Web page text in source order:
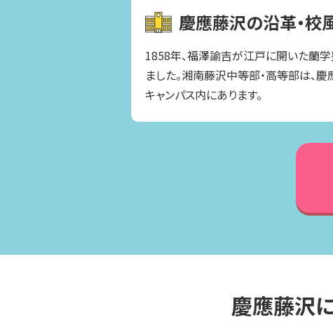
慶應藤沢の沿革・校
1858年、福澤諭吉が江戸に開いた蘭
ました。湘南藤沢中等部・高等部は、
キャンパス内にあります。
慶應藤沢